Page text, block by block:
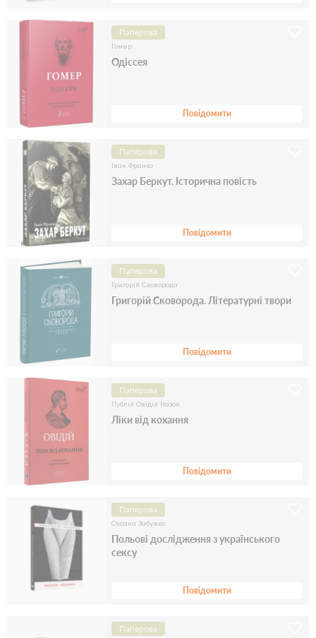
Паперова
Гомер
Одіссея
Повідомити
Паперова
Іван Франко
Захар Беркут. Історична повість
Повідомити
Паперова
Григорій Сковорода
Григорій Сковорода. Літературні твори
Повідомити
Паперова
Публій Овідій Назон
Ліки від кохання
Повідомити
Паперова
Оксана Забужко
Польові дослідження з українського
сексу
Повідомити
Паперова